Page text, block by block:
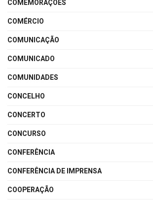
COMEMORAÇÕES
COMÉRCIO
COMUNICAÇÃO
COMUNICADO
COMUNIDADES
CONCELHO
CONCERTO
CONCURSO
CONFERÊNCIA
CONFERÊNCIA DE IMPRENSA
COOPERAÇÃO